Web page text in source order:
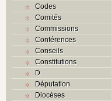
Codes
Comités
Commissions
Conférences
Conseils
Constitutions
D
Députation
Diocèses